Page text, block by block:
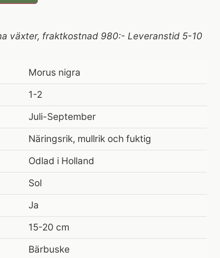
växter, fraktkostnad 980:- Leveranstid 5-10
Morus nigra
1-2
Juli-September
Näringsrik, mullrik och fuktig
Odlad i Holland
Sol
Ja
15-20 cm
Bärbuske